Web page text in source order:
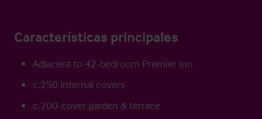
Características principales
Adjacent to 42-bedroom Premier Inn
c.250 internal covers
c.200-cover garden & terrace